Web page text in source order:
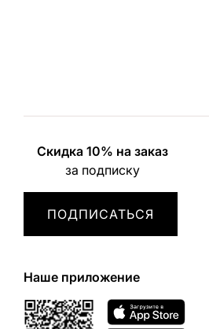
Скидка 10% на заказ
за подписку
ПОДПИСАТЬСЯ
Наше приложение